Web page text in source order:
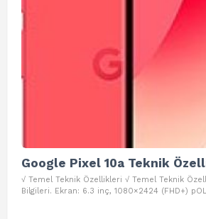
Google Pixel 10a Teknik
√ Temel Teknik Özellikleri √ Temel Teknik
Bilgileri. Ekran: 6.3 inç, 1080×2424 (FHD+)